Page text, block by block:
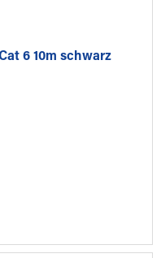
6 10m schwarz